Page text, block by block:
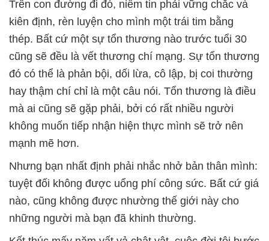
Trên con đường đi đó, niềm tin phải vững chắc và
kiên định, rèn luyện cho mình một trái tim bằng
thép. Bất cứ một sự tổn thương nào trước tuổi 30
cũng sẽ đều là vết thương chí mạng. Sự tổn thương
đó có thể là phản bội, dối lừa, cô lập, bị coi thường
hay thậm chí chỉ là một câu nói. Tổn thương là điều
mà ai cũng sẽ gặp phải, bởi có rất nhiều người
không muốn tiếp nhận hiện thực mình sẽ trở nên
mạnh mẽ hơn.
Nhưng bạn nhất định phải nhắc nhở bản thân mình:
tuyệt đối không được uổng phí công sức. Bất cứ giá
nào, cũng không được nhường thế giới này cho
những người mà bạn đã khinh thường.